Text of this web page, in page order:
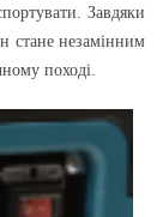
Завдяки
стане незамінним
поході.